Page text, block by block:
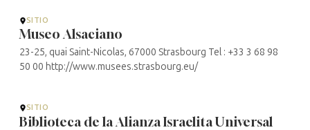
SITIO
Museo Alsaciano
23-25, quai Saint-Nicolas, 67000 Strasbourg Tel : +33 3 68 98
50 00 http://www.musees.strasbourg.eu/
SITIO
Biblioteca de la Alianza Israelita Universal